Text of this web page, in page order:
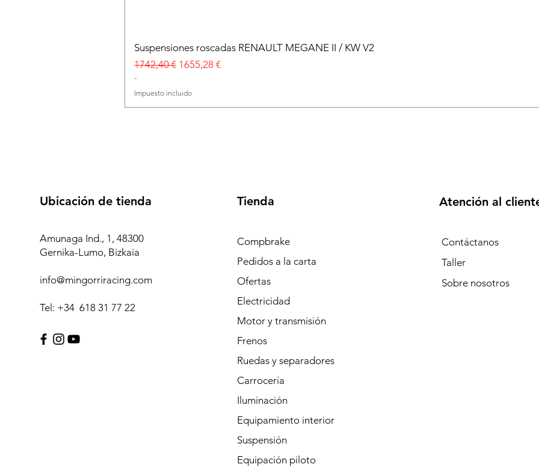
Suspensiones roscadas RENAULT MEGANE II / KW V2
Precio
1742,40 € Precio de oferta
1655,28 €
-
Impuesto incluido
Ubicación de tienda
Amunaga Ind., 1, 48300
Gernika-Lumo, Bizkaia
info@mingorriracing.com
Tel: +34 618 31 77 22
Tienda
Compbrake
Pedidos a la carta
Ofertas
Electricidad
Motor y transmisión
Frenos
Ruedas y separadores
Carrocería
Iluminación
Equipamiento interior
Suspensión
Equipación piloto
Atención al
Contáctanos
Taller
Sobrenosotros